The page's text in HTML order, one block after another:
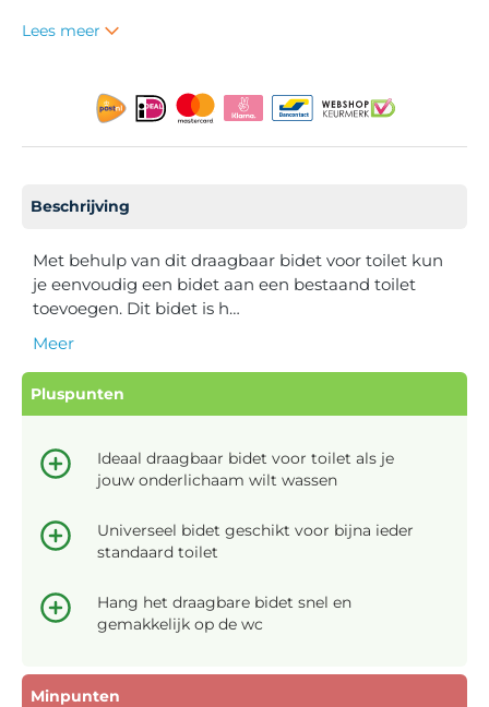
Lees meer
Beschrijving
Met behulp van dit draagbaar bidet voor toilet kun
je eenvoudig een bidet aan een bestaand toilet
toevoegen. Dit bidet is h…
Meer
Pluspunten
Ideaal draagbaar bidet voor toilet als je
jouw onderlichaam wilt wassen
Universeel bidet geschikt voor bijna ieder
standaard toilet
Hang het draagbare bidet snel en
gemakkelijk op de wc
Minpunten